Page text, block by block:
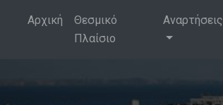
Αρχική
Θεσμικό
Πλαίσιο
Αναρτήσεις